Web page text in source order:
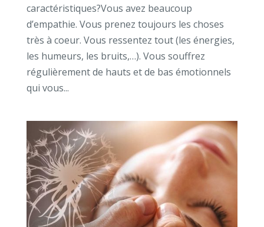
caractéristiques?Vous avez beaucoup
d’empathie. Vous prenez toujours les choses
très à coeur. Vous ressentez tout (les énergies,
les humeurs, les bruits,…). Vous souffrez
régulièrement de hauts et de bas émotionnels
qui vous...